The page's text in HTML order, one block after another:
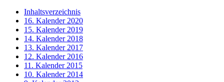
Inhaltsverzeichnis
16. Kalender 2020
15. Kalender 2019
14. Kalender 2018
13. Kalender 2017
12. Kalender 2016
11. Kalender 2015
10. Kalender 2014